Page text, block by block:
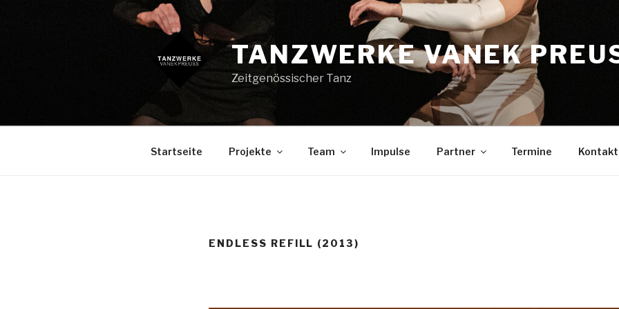
TANZWERKE VANEK
Zeitgenössischer Tanz
Startseite Projekte Team Impulse Partner Termine Kontakt
ENDLESS REFILL (2013)